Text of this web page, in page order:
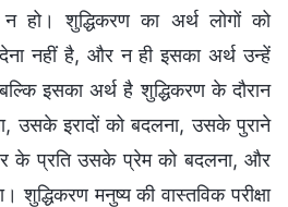
हो। शुद्धिकरण का अर्थ लोगों को
नहीं है, और न ही इसका अर्थ उन्हें
इसका अर्थ है शुद्धिकरण के दौरान
उसके इरादों को बदलना, उसके पुराने
के प्रति उसके प्रेम को बदलना, और
मनुष्य की वास्तविक परीक्षा